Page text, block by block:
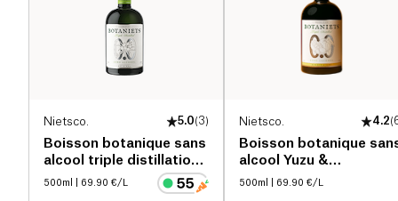
Nietsco. 5.0(3)
Boisson botanique sans
alcool triple distillation
bio
500ml | 69.90 €/L
Nietsco. 4.2(
Boisson botanique
alcool Yuzu &
Gingembre bio
500ml | 69.90 €/L